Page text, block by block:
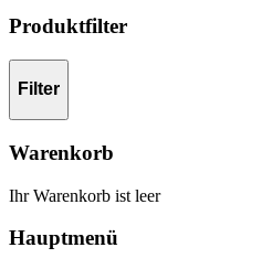
Produktfilter
Filter
Warenkorb
Ihr Warenkorb ist leer
Hauptmenü